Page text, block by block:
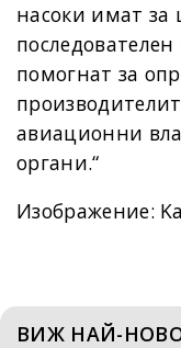
насоки имат за
помогнат за
авиационни
органи.“
Изображение:
ВИЖ НАЙ-